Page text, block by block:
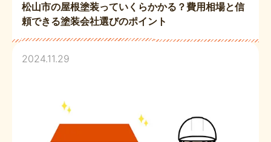
松山市の屋根塗装っていくらかかる？費用相場と信
頼できる塗装会社選びのポイント
2024.11.29